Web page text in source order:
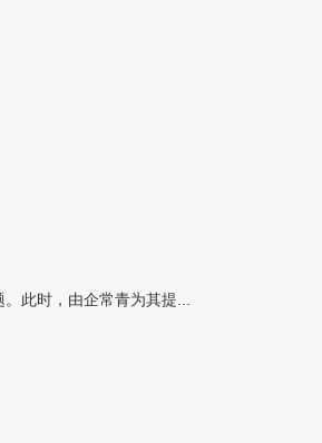
此时，由企常青为其提...